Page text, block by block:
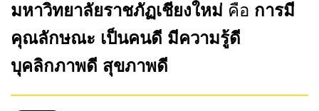
มหาวิทยาลัยราชภัฏเชียงใหม่ คือ การมี
คุณลักษณะ เป็นคนดี มีความรู้ดี
บุคลิกภาพดี สุขภาพดี